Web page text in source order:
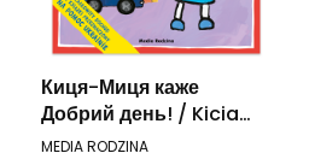
Киця-Миця каже
Добрий день! / Kicia
Kocia mówi Dzień
PRODUCENT
MEDIA RODZINA